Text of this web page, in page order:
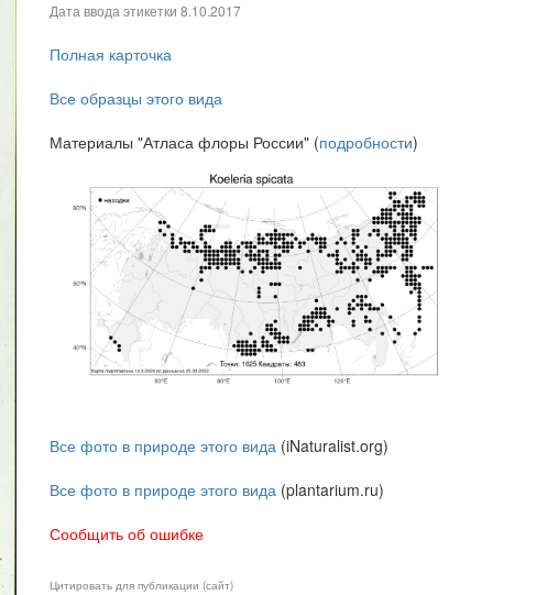
Дата ввода этикетки 8.10.2017
Полная карточка
Все образцы этого вида
Материалы "Атласа флоры России" (подробности)
Все фото в природе этого вида (iNaturalist.org)
Все фото в природе этого вида (plantarium.ru)
Сообщить об ошибке
Цитировать для публикации (сайт)